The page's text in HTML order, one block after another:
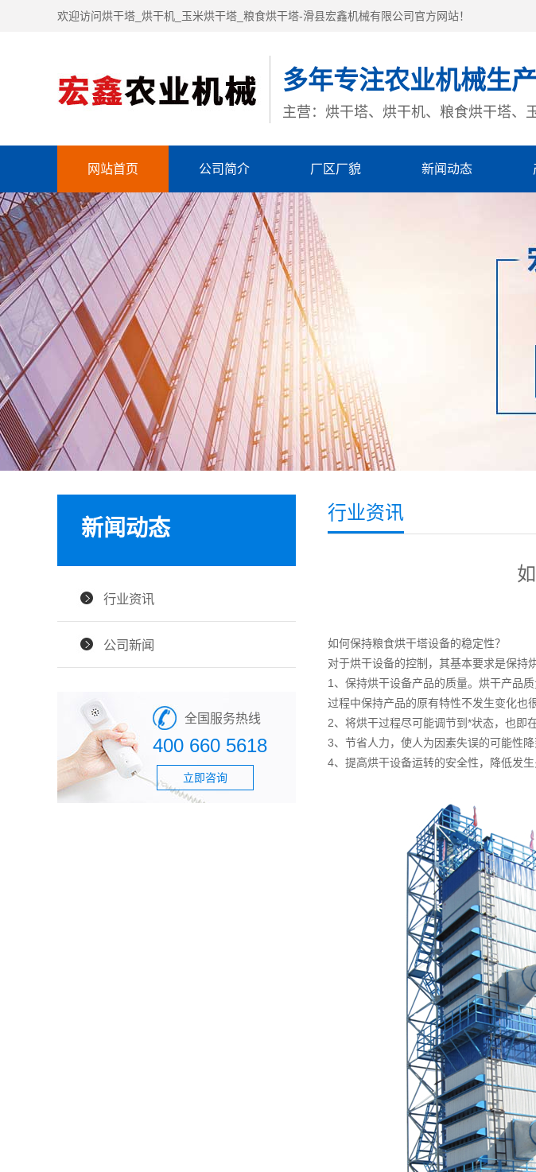
欢迎访问烘干塔_烘干机_玉米烘干塔_粮食烘干塔-滑县宏鑫机械有限公司官方网站！
多年专注农业机械生
主营：烘干塔、烘干机、粮食烘干塔、
网站首页 公司简介 厂区厂貌 新闻动态
新闻动态
行业资讯
公司新闻
全国服务热线
400 660 5618
立即咨询
行业资讯
如何保持粮食烘干塔设备的稳定性？
对于烘干设备的控制，其基本要求是保持
1、保持烘干设备产品的质量。烘干产品
过程中保持产品的原有特性不发生变化也
2、将烘干过程尽可能调节到*状态，也即
3、节省人力，使人为因素失误的可能性降
4、提高烘干设备运转的安全性，降低发